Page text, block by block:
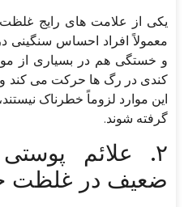
یکی از علامت های رایج
معمولاً افراد احساس سنگینی
و خستگی هم در بسیاری از
کندی در رگ ها حرکت می کند
این موارد لزوماً خطرناک
گرفته شوند.
۲. علائم
ضعیف در غلظت